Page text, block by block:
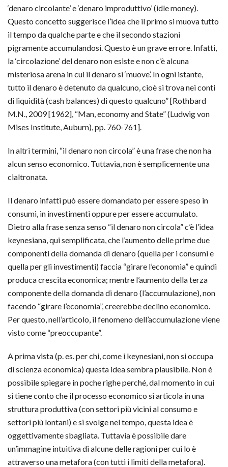
‘denaro circolante’ e ‘denaro improduttivo’ (idle money).
Questo concetto suggerisce l’idea che il primo si muova tutto
il tempo da qualche parte e che il secondo stazioni
pigramente accumulandosi. Questo è un grave errore. Infatti,
la ‘circolazione’ del denaro non esiste e non c’è alcuna
misteriosa arena in cui il denaro si ‘muove’. In ogni istante,
tutto il denaro è detenuto da qualcuno, cioè si trova nei conti
di liquidità (cash balances) di questo qualcuno” [Rothbard
M.N., 2009 [1962], “Man, economy and State” (Ludwig von
Mises Institute, Auburn), pp. 760-761].
In altri termini, “il denaro non circola” è una frase che non ha
alcun senso economico. Tuttavia, non è semplicemente una
cialtronata.
Il denaro infatti può essere domandato per essere speso in
consumi, in investimenti oppure per essere accumulato.
Dietro alla frase senza senso “il denaro non circola” c’è l’idea
keynesiana, qui semplificata, che l’aumento delle prime due
componenti della domanda di denaro (quella per i consumi e
quella per gli investimenti) faccia “girare l’economia” e quindi
produca crescita economica; mentre l’aumento della terza
componente della domanda di denaro (l’accumulazione), non
facendo “girare l’economia”, creerebbe declino economico.
Per questo, nell’articolo, il fenomeno dell’accumulazione viene
visto come “preoccupante”.
A prima vista (p. es. per chi, come i keynesiani, non si occupa
di scienza economica) questa idea sembra plausibile. Non è
possibile spiegare in poche righe perché, dal momento in cui
si tiene conto che il processo economico si articola in una
struttura produttiva (con settori più vicini al consumo e
settori più lontani) e si svolge nel tempo, questa idea è
oggettivamente sbagliata. Tuttavia è possibile dare
un’immagine intuitiva di alcune delle ragioni per cui lo è
attraverso una metafora (con tutti i limiti della metafora).